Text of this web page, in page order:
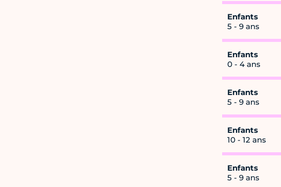
Enfants
5 - 9 ans
Enfants
0 - 4 ans
Enfants
5 - 9 ans
Enfants
10 - 12 ans
Enfants
5 - 9 ans